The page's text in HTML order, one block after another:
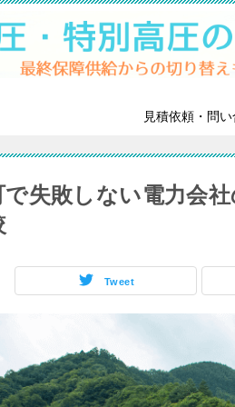
見積依頼・問
で失敗しない電力会
Tweet